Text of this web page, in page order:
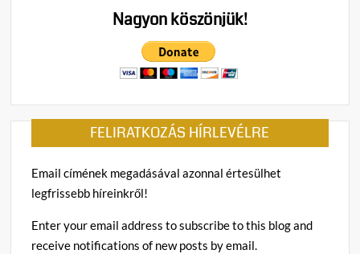
Nagyon köszönjük!
FELIRATKOZÁS HÍRLEVÉLRE
Email címének megadásával azonnal értesülhet
legfrissebb híreinkről!
Enter your email address to subscribe to this blog and
receive notifications of new posts by email.